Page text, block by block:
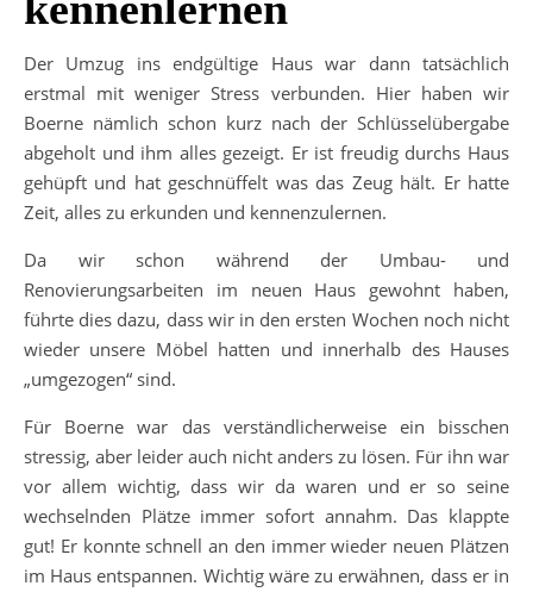
Der Umzug ins endgültige Haus war dann tatsächlich
erstmal mit weniger Stress verbunden. Hier haben wir
Boerne nämlich schon kurz nach der Schlüsselübergabe
abgeholt und ihm alles gezeigt. Er ist freudig durchs Haus
gehüpft und hat geschnüffelt was das Zeug hält. Er hatte
Zeit, alles zu erkunden und kennenzulernen.
Da wir schon während der Umbau- und
Renovierungsarbeiten im neuen Haus gewohnt haben,
führte dies dazu, dass wir in den ersten Wochen noch nicht
wieder unsere Möbel hatten und innerhalb des Hauses
„umgezogen“ sind.
Für Boerne war das verständlicherweise ein bisschen
stressig, aber leider auch nicht anders zu lösen. Für ihn war
vor allem wichtig, dass wir da waren und er so seine
wechselnden Plätze immer sofort annahm. Das klappte
gut! Er konnte schnell an den immer wieder neuen Plätzen
im Haus entspannen. Wichtig wäre zu erwähnen, dass er in